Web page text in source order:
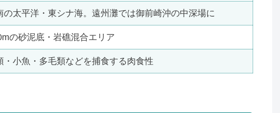
の太平洋・東シナ海。遠州灘では御前崎沖の中深場に
の砂泥底・岩礁混合エリア
・小魚・多毛類などを捕食する肉食性